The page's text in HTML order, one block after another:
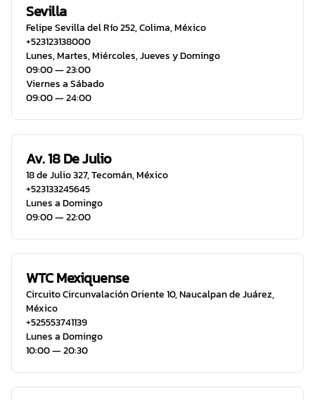
Sevilla
Felipe Sevilla del Río 252,Colima,México
+523123138000
Lunes, Martes, Miércoles, Jueves y Domingo
09:00 ― 23:00
Viernes a Sábado
09:00 ― 24:00
Av. 18 De Julio
18 de Julio 327,Tecomán,México
+523133245645
Lunes a Domingo
09:00 ― 22:00
WTC Mexiquense
Circuito Circunvalación Oriente 10,Naucalpan de Juárez,
México
+525553741139
Lunes a Domingo
10:00 ― 20:30